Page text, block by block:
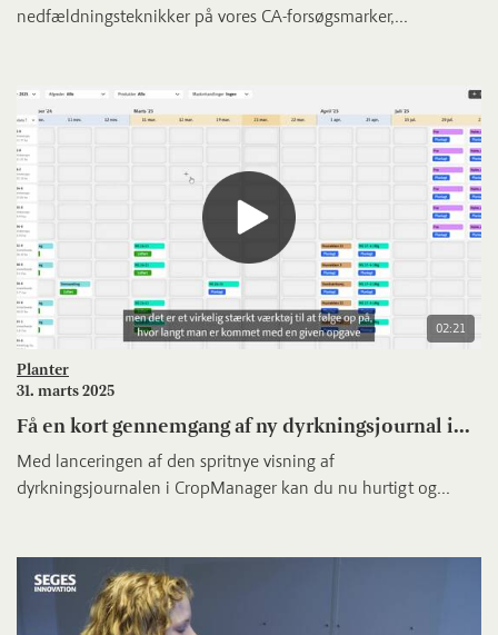
nedfældningsteknikker på vores CA-forsøgsmarker,...
02:21
Planter
31. marts 2025
Få en kort gennemgang af ny dyrkningsjournal i...
Med lanceringen af den spritnye visning af
dyrkningsjournalen i CropManager kan du nu hurtigt og...